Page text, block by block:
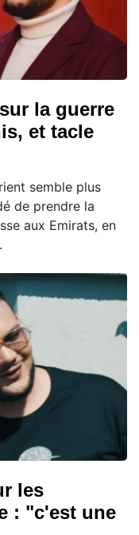
la guerre
et tacle
semble plus
de prendre la
aux Emirats, en
les
: "c'est une